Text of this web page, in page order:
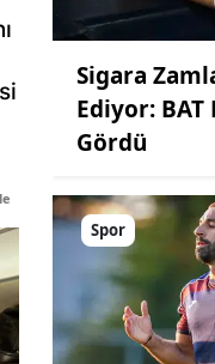
Sigara
Ediyor: BAT
Gördü
Spor